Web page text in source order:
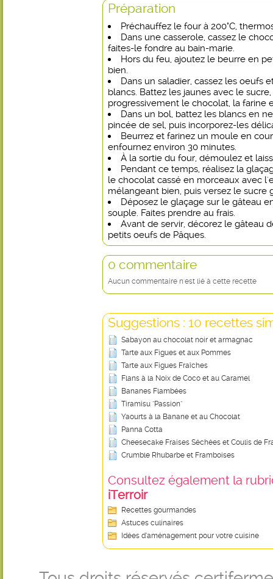
Préparation
Préchauffez le four à 200°C,
Dans une casserole, cassez le
faites-le fondre au bain-marie.
Hors du feu, ajoutez le beurre en
bien.
Dans un saladier, cassez les oeufs
blancs. Battez les jaunes avec le
progressivement le chocolat, la farine
Dans un bol, battez les blancs en
pincée de sel, puis incorporez-les
Beurrez et farinez un moule en
enfournez environ 30 minutes.
À la sortie du four, démoulez et
Pendant ce temps, réalisez la
le chocolat cassé en morceaux avec
mélangeant bien, puis versez le sucre
Déposez le glaçage sur le gâteau
souple. Faites prendre au frais.
Avant de servir, décorez le gâteau
petits oeufs de Pâques.
0 commentaire
Aucun commentaire n'est lié à cette recette
Suggestions : 10 recettes
Sabayon au chocolat noir et armagnac
Tarte aux Figues et aux Pommes
Tarte aux Figues Fraîches
Flans à la Noix de Coco et au Caramel
Bananes Flambées
Tiramisu "Passion"
Yaourts à la Banane et au Chocolat
Panna Cotta
Cheesecake Fraises Séchées et Coulis de
Crumble Rhubarbe et Framboises
Consultez également la
iTerroir
Recettes gourmandes
Astuces culinaires
Idées d’aménagement pour votre cuisine